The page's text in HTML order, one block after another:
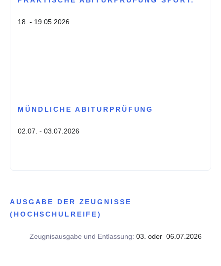
18. - 19.05.2026
MÜNDLICHE ABITURPRÜFUNG
02.07. - 03.07.2026
AUSGABE DER ZEUGNISSE
(HOCHSCHULREIFE)
Zeugnisausgabe und Entlassung: 03. oder 06.07.2026